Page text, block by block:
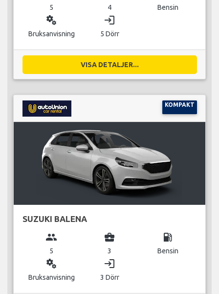
5 4 Bensin
miscellaneous_services
Bruksanvisning
login
5 Dörr
VISA DETALJER...
KOMPAKT
SUZUKI BALENA
group
5
business_center
3
local_gas_station
Bensin
miscellaneous_services
Bruksanvisning
login
3 Dörr